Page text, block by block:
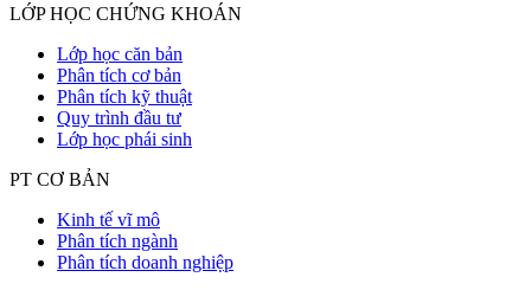
LỚP HỌC CHỨNG KHOÁN
Lớp học căn bản
Phân tích cơ bản
Phân tích kỹ thuật
Quy trình đầu tư
Lớp học phái sinh
PT CƠ BẢN
Kinh tế vĩ mô
Phân tích ngành
Phân tích doanh nghiệp